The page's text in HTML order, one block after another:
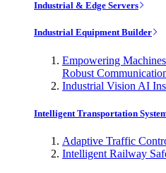
Industrial & Edge Servers
Industrial Equipment Builder
Empowering
Robust
Industrial Vision AI
Intelligent Transportation
Adaptive Traffic
Intelligent Railway